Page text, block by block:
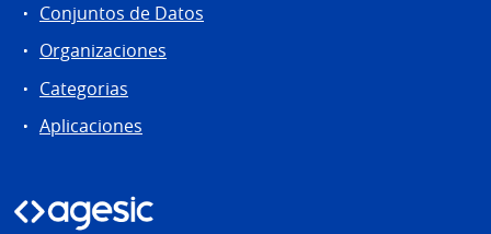
Conjuntos de Datos
Organizaciones
Categorias
Aplicaciones